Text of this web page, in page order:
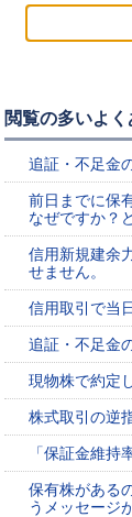
閲覧の多いよ
追証・不足金
前日までに保
なぜですか？
信用新規建余
せません。
信用取引で当
追証・不足金
現物株で約定
株式取引の逆
「保証金維持
保有株がある
うメッセージ